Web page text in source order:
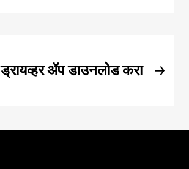
ड्रायव्हर ॲप डाउनलोड करा